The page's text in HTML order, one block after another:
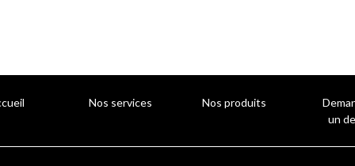
Nos services Nos produits
un